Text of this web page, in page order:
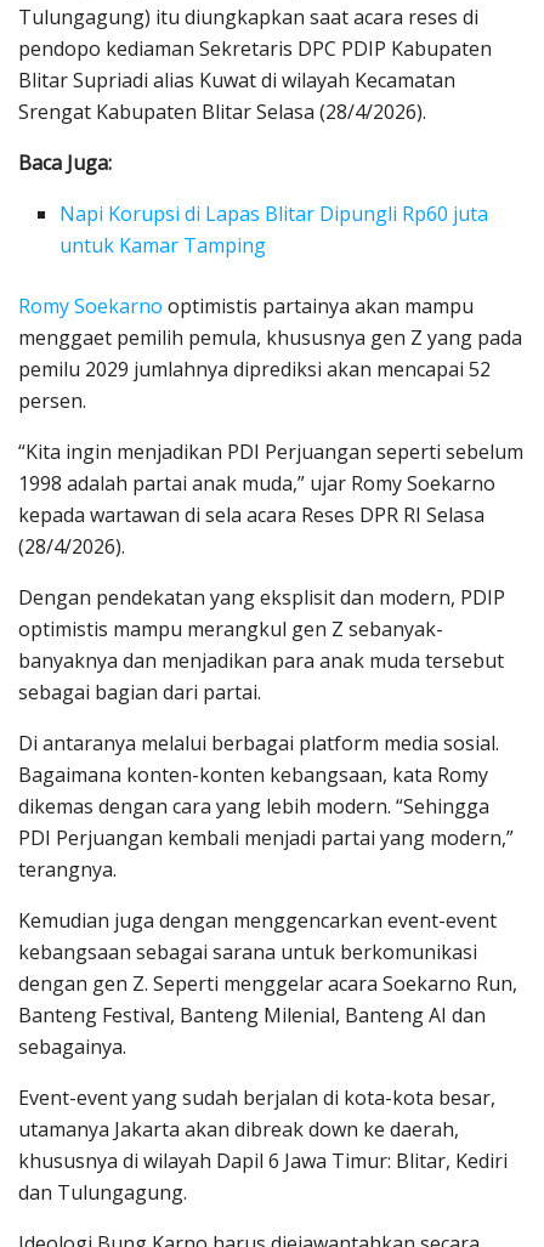
Tulungagung) itu diungkapkan saat acara reses di
pendopo kediaman Sekretaris DPC PDIP Kabupaten
Blitar Supriadi alias Kuwat di wilayah Kecamatan
Srengat Kabupaten Blitar Selasa (28/4/2026).
Baca Juga:
Napi Korupsi di Lapas Blitar Dipungli Rp60 juta
untuk Kamar Tamping
Romy Soekarno optimistis partainya akan mampu
menggaet pemilih pemula, khususnya gen Z yang pada
pemilu 2029 jumlahnya diprediksi akan mencapai 52
persen.
“Kita ingin menjadikan PDI Perjuangan seperti sebelum
1998 adalah partai anak muda,” ujar Romy Soekarno
kepada wartawan di sela acara Reses DPR RI Selasa
(28/4/2026).
Dengan pendekatan yang eksplisit dan modern, PDIP
optimistis mampu merangkul gen Z sebanyak-
banyaknya dan menjadikan para anak muda tersebut
sebagai bagian dari partai.
Di antaranya melalui berbagai platform media sosial.
Bagaimana konten-konten kebangsaan, kata Romy
dikemas dengan cara yang lebih modern. “Sehingga
PDI Perjuangan kembali menjadi partai yang modern,”
terangnya.
Kemudian juga dengan menggencarkan event-event
kebangsaan sebagai sarana untuk berkomunikasi
dengan gen Z. Seperti menggelar acara Soekarno Run,
Banteng Festival, Banteng Milenial, Banteng AI dan
sebagainya.
Event-event yang sudah berjalan di kota-kota besar,
utamanya Jakarta akan dibreak down ke daerah,
khususnya di wilayah Dapil 6 Jawa Timur: Blitar, Kediri
dan Tulungagung.